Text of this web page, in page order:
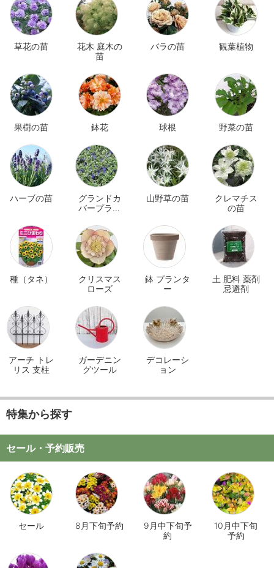
草花の苗
花木 庭木の
苗
バラの苗 観葉植物
果樹の苗 鉢花 球根 野菜の苗
ハーブの苗
グランドカ
バープラン
山野草の苗
クレマチス
の苗
種（タネ）
クリスマス
ローズ
鉢 プランタ
ー
土 肥料 薬剤
忌避剤
アーチ トレ
リス 支柱
ガーデニン
グツール
デコレーシ
ョン
特集から探す
セール・予約販売
セール 8月下旬予約
9月中下旬予
約
10月中下旬
予約